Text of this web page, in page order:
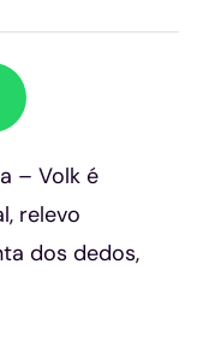
– Volk é
relevo
dos dedos,